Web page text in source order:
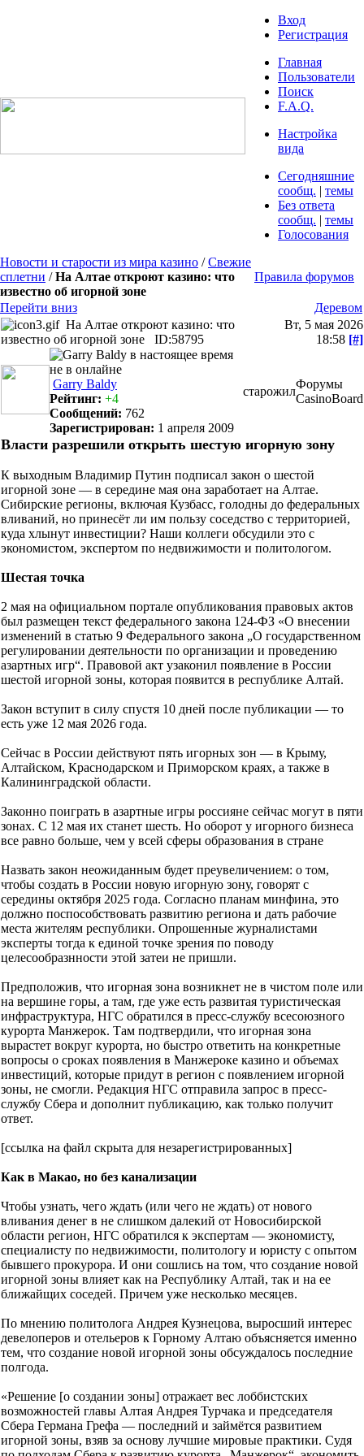
Вход
Регистрация
Главная
Пользователи
Поиск
F.A.Q.
Настройка
вида
Сегодняшние
сообщ. | темы
Без ответа
сообщ. | темы
Голосования
Новости и старости из мира казино /Свежие
сплетни /На Алтае откроют казино: что
известно об игорной зоне
Правила форумов
Перейти вниз
Деревом
На Алтае откроют казино: что
известно об игорной зоне
ID:58795
Вт, 5 мая 2026
18:58 [#]
Garry Baldy
Рейтинг: +4
Сообщений: 762
Зарегистрирован: 1 апреля 2009
старожил
Форумы
CasinoBoard
Власти разрешили открыть шестую игорную зону
К выходным Владимир Путин подписал закон о шестой
игорной зоне — в середине мая она заработает на Алтае.
Сибирские регионы, включая Кузбасс, голодны до федеральных
вливаний, но принесёт ли им пользу соседство с территорией,
куда хлынут инвестиции? Наши коллеги обсудили это с
экономистом, экспертом по недвижимости и политологом.
Шестая точка
2 мая на официальном портале опубликования правовых актов
был размещен текст федерального закона 124-ФЗ «О внесении
изменений в статью 9 Федерального закона „О государственном
регулировании деятельности по организации и проведению
азартных игр“. Правовой акт узаконил появление в России
шестой игорной зоны, которая появится в республике Алтай.
Закон вступит в силу спустя 10 дней после публикации — то
есть уже 12 мая 2026 года.
Сейчас в России действуют пять игорных зон — в Крыму,
Алтайском, Краснодарском и Приморском краях, а также в
Калининградской области.
Законно поиграть в азартные игры россияне сейчас могут в пяти
зонах. С 12 мая их станет шесть. Но оборот у игорного бизнеса
все равно больше, чем у всей сферы образования в стране
Назвать закон неожиданным будет преувеличением: о том,
чтобы создать в России новую игорную зону, говорят с
середины октября 2025 года. Согласно планам минфина, это
должно поспособствовать развитию региона и дать рабочие
места жителям республики. Опрошенные журналистами
эксперты тогда к единой точке зрения по поводу
целесообразнности этой затеи не пришли.
Предположив, что игорная зона возникнет не в чистом поле или
на вершине горы, а там, где уже есть развитая туристическая
инфраструктура, НГС обратился в пресс-службу всесоюзного
курорта Манжерок. Там подтвердили, что игорная зона
вырастет вокруг курорта, но быстро ответить на конкретные
вопросы о сроках появления в Манжероке казино и объемах
инвестиций, которые придут в регион с появлением игорной
зоны, не смогли. Редакция НГС отправила запрос в пресс-
службу Сбера и дополнит публикацию, как только получит
ответ.
[ссылка на файл скрыта для незарегистрированных]
Как в Макао, но без канализации
Чтобы узнать, чего ждать (или чего не ждать) от нового
вливания денег в не слишком далекий от Новосибирской
области регион, НГС обратился к экспертам — экономисту,
специалисту по недвижимости, политологу и юристу с опытом
бывшего прокурора. И они сошлись на том, что создание новой
игорной зоны влияет как на Республику Алтай, так и на ее
ближайщих соседей. Причем уже несколько месяцев.
По мнению политолога Андрея Кузнецова, выросший интерес
девелоперов и отельеров к Горному Алтаю объясняется именно
тем, что создание новой игорной зоны обсуждалось последние
полгода.
«Решение [о создании зоны] отражает вес лоббистских
возможностей главы Алтая Андрея Турчака и председателя
Сбера Германа Грефа — последний и займётся развитием
игорной зоны, взяв за основу лучшие мировые практики. Судя